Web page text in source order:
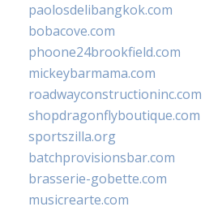
paolosdelibangkok.com
bobacove.com
phoone24brookfield.com
mickeybarmama.com
roadwayconstructioninc.com
shopdragonflyboutique.com
sportszilla.org
batchprovisionsbar.com
brasserie-gobette.com
musicrearte.com